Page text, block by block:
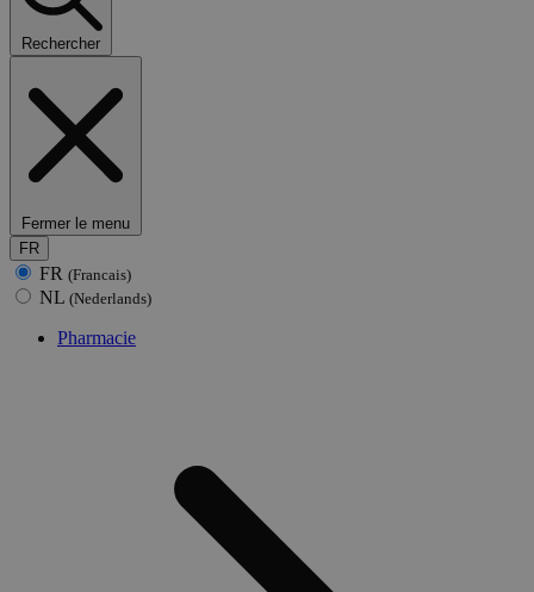
Rechercher
Fermer le menu
FR
FR (Francais)
NL (Nederlands)
Pharmacie